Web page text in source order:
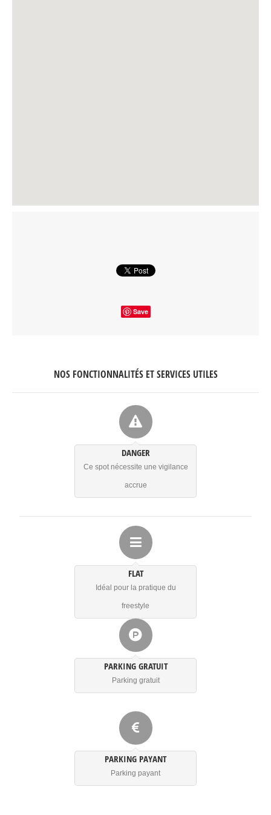
Save
NOS FONCTIONNALITÉS ET SERVICES UTILES
DANGER
Ce spot nécessite une vigilance
accrue
FLAT
Idéal pour la pratique du
freestyle
PARKING GRATUIT
Parking gratuit
PARKING PAYANT
Parking payant